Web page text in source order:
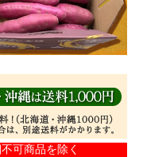
可商品を除く